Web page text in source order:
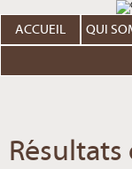
au
contenu.
Aller
personnels
ACCUEIL QUI